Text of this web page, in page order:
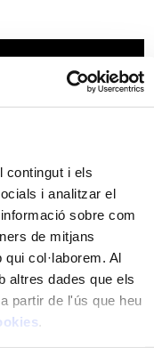
contingut i els
i analitzar el
sobre com
de mitjans
col·laborem. Al
altres dades que els
partir de l'ús que heu
.